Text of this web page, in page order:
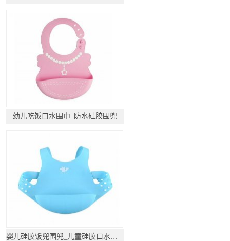
幼儿吃饭口水围巾_防水硅胶围兜
婴儿硅胶饭兜围兜_儿童硅胶口水围兜